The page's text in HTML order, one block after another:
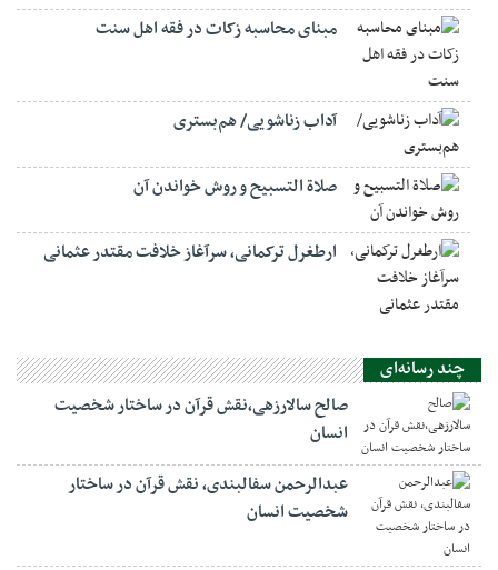
مبنای محاسبه زکات در فقه اهل سنت
آداب زناشویی/ هم‌بستری
صلاة التسبيح و روش خواندن آن
ارطغرل ترکمانی، سرآغاز خلافت مقتدر عثمانی
چند رسانه‌ای
صالح سالارزهی،‌نقش قرآن در ساختار شخصیت
انسان
عبدالرحمن سفالبندی، نقش قرآن در ساختار
شخصیت انسان